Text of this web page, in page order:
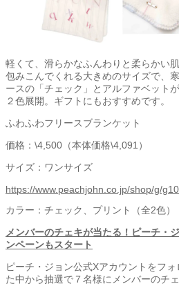
軽くて、滑らかなふんわりと柔らかい
包みこんでくれる大きめのサイズで、
ースの「チェック」とアルファベット
２色展開。ギフトにもおすすめです。
ふわふわフリースブランケット
価格：\4,500（本体価格\4,091）
サイズ：ワンサイズ
https://www.peachjohn.co.jp/shop/g/
カラー：チェック、プリント（全2色）
メンバーのチェキが当たる！ピーチ・
ンペーンもスタート
ピーチ・ジョン公式Xアカウントをフ
た中から抽選で７名様にメンバーのチ